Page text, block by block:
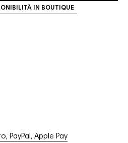
IN BOUTIQUE
PayPal, Apple Pay